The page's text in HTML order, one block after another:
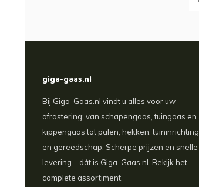
giga-gaas.nl
Bij Giga-Gaas.nl vindt u alles voor uw
afrastering: van schapengaas, tuingaas en
kippengaas tot palen, hekken, tuininrichting
en gereedschap. Scherpe prijzen en snelle
levering – dát is Giga-Gaas.nl. Bekijk het
complete assortiment.